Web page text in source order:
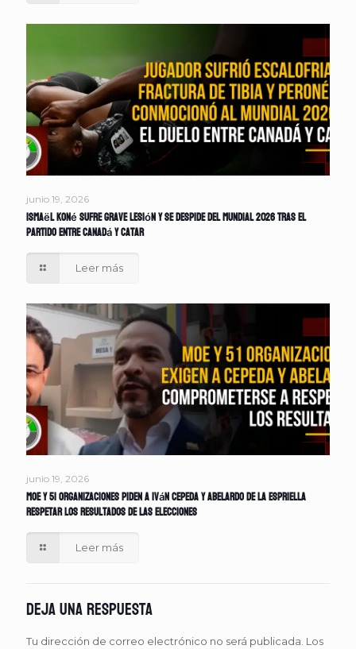
junio 19, 2026
Ismaël Koné sufre grave lesión y se despide del Mundial 2026 tras el
partido entre Canadá y Catar
Leer más
junio 19, 2026
MOE y 51 organizaciones piden a Iván Cepeda y Abelardo de la Espriella
respetar los resultados de las elecciones
Leer más
Deja una respuesta
Tu dirección de correo electrónico no será publicada. Los